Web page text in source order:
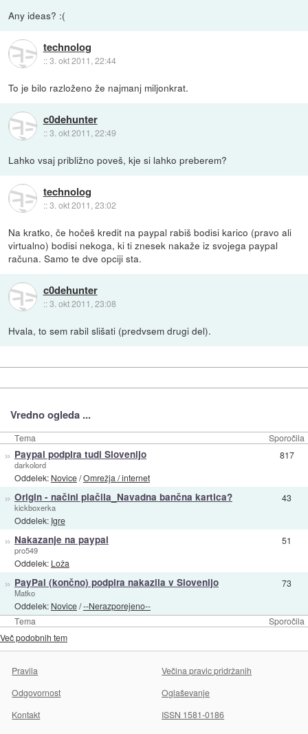
Any ideas? :(
technolog
::3. okt 2011, 22:44
To je bilo razloženo že najmanj miljonkrat.
c0dehunter
::3. okt 2011, 22:49
Lahko vsaj približno poveš, kje si lahko preberem?
technolog
::3. okt 2011, 23:02
Na kratko, če hočeš kredit na paypal rabiš bodisi karico (pravo ali
virtualno) bodisi nekoga, ki ti znesek nakaže iz svojega paypal
računa. Samo te dve opciji sta.
c0dehunter
::3. okt 2011, 23:08
Hvala, to sem rabil slišati (predvsem drugi del).
Vredno ogleda ...
Tema Sporočila
Tema Sporočila
» Paypal podpira tudi Slovenijo
darkolord
Oddelek: Novice/Omrežja / internet
817
» Origin - načini plačila_Navadna bančna kartica?
kickboxerka
Oddelek: Igre
43
» Nakazanje na paypal
pro549
Oddelek: Loža
51
» PayPal (končno) podpira nakazila v Slovenijo
Matko
Oddelek: Novice/--Nerazporejeno--
73
Več podobnih tem
Pravila
Večina pravic pridržanih
Odgovornost
Oglaševanje
Kontakt
ISSN 1581-0186